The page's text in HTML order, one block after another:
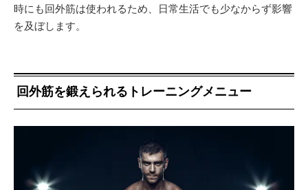
時にも回外筋は使われるため、日常生活でも少なからず影響
を及ぼします。
回外筋を鍛えられるトレーニングメニュー